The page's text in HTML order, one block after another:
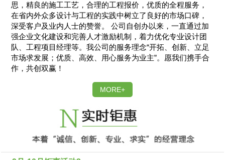
思，精良的施工工艺，合理的工程报价，优质的全程服务，
在省内外众多设计与工程的实践中树立了良好的市场口碑，
深受客户及业内人士的赞誉。 公司自创办以来，一直通过加
强企业文化建设和完善人才激励机制，着力优化专业设计团
队、工程项目经理等。我公司的服务理念“开拓、创新、立足
市场求发展；优质、高效、用心服务为业主”。愿我们携手合
作，共创双赢！
MORE+